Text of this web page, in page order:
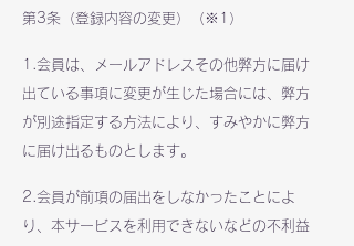
第3条（登録内容の変更）（※1）
1.会員は、メールアドレスその他弊方に届け
出ている事項に変更が生じた場合には、弊方
が別途指定する方法により、すみやかに弊方
に届け出るものとします。
2.会員が前項の届出をしなかったことによ
り、本サービスを利用できないなどの不利益